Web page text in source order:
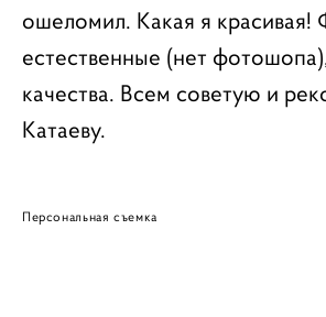
ошеломил. Какая я красивая!
естественные (нет
качества. Всем советую и
Катаеву.
Персональная съемка